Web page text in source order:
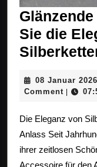
Sie die
08 Januar 2026
Comment |
Die Eleganz von
Anlass Seit
ihrer zeitlosen
Accessoire für den